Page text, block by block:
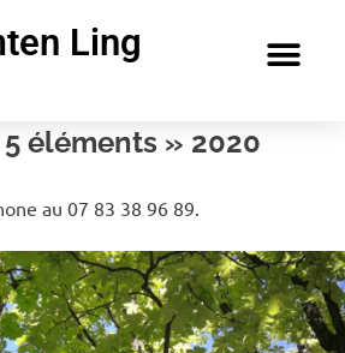
Ling
éléments » 2020
au 07 83 38 96 89.